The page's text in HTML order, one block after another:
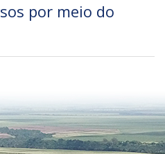
por meio do